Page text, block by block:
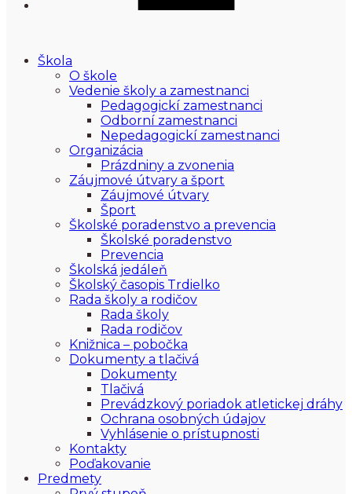
Škola
O škole
Vedenie školy a zamestnanci
Pedagogickí zamestnanci
Odborní zamestnanci
Nepedagogickí zamestnanci
Organizácia
Prázdniny a zvonenia
Záujmové útvary a šport
Záujmové útvary
Šport
Školské poradenstvo a prevencia
Školské poradenstvo
Prevencia
Školská jedáleň
Školský časopis Trdielko
Rada školy a rodičov
Rada školy
Rada rodičov
Knižnica – pobočka
Dokumenty a tlačivá
Dokumenty
Tlačivá
Prevádzkový poriadok atletickej dráhy
Ochrana osobných údajov
Vyhlásenie o prístupnosti
Kontakty
Poďakovanie
Predmety